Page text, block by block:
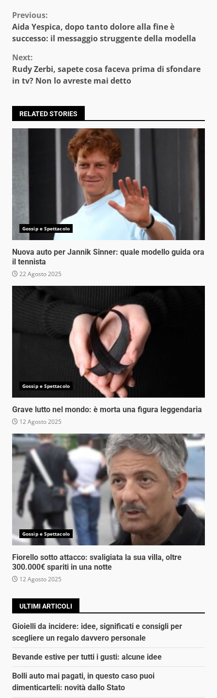
Continue
Reading
Previous:
Aida Yespica, dopo tanto dolore alla fine è
successo: il messaggio struggente della modella
Next:
Rudy Zerbi, sapete cosa faceva prima di sfondare
in tv? Non lo avreste mai detto
RELATED STORIES
Gossip e Spettacolo
Nuova auto per Jannik Sinner: quale modello guida ora
il tennista
22 Agosto 2025
Gossip e Spettacolo
Grave lutto nel mondo: è morta una figura leggendaria
12 Agosto 2025
Gossip e Spettacolo
Fiorello sotto attacco: svaligiata la sua villa, oltre
300.000€ spariti in una notte
12 Agosto 2025
ULTIMI ARTICOLI
Gioielli da incidere: idee, significati e consigli per
scegliere un regalo davvero personale
Bevande estive per tutti i gusti: alcune idee
Bolli auto mai pagati, in questo caso puoi
dimenticarteli: novità dallo Stato